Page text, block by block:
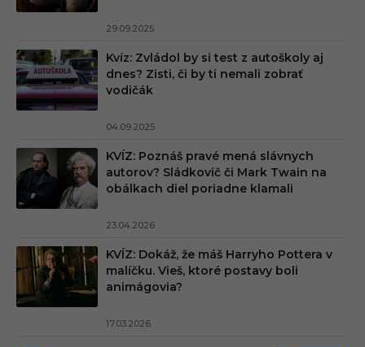
29.09.2025
Kvíz: Zvládol by si test z autoškoly aj
dnes? Zisti, či by ti nemali zobrať
vodičák
04.09.2025
KVÍZ: Poznáš pravé mená slávnych
autorov? Sládkovič či Mark Twain na
obálkach diel poriadne klamali
23.04.2026
KVÍZ: Dokáž, že máš Harryho Pottera v
malíčku. Vieš, ktoré postavy boli
animágovia?
17.03.2026